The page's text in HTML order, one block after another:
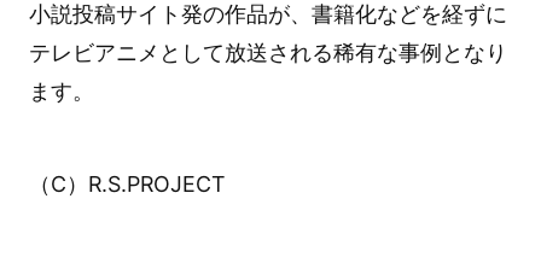
小説投稿サイト発の作品が、書籍化などを経ずに
テレビアニメとして放送される稀有な事例となり
ます。
（C）R.S.PROJECT